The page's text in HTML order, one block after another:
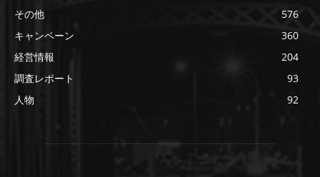
その他
576
キャンペーン
360
経営情報
204
調査レポート
93
人物
92